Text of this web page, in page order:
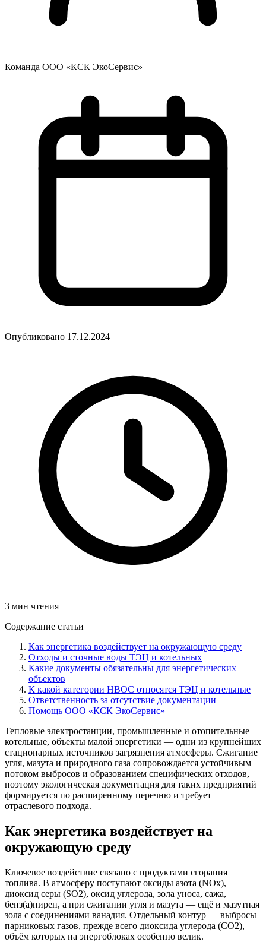
Команда ООО «КСК ЭкоСервис»
Опубликовано 17.12.2024
3 мин чтения
Содержание статьи
Как энергетика воздействует на окружающую среду
Отходы и сточные воды ТЭЦ и котельных
Какие документы обязательны для энергетических
объектов
К какой категории НВОС относятся ТЭЦ и котельные
Ответственность за отсутствие документации
Помощь ООО «КСК ЭкоСервис»
Тепловые электростанции, промышленные и отопительные
котельные, объекты малой энергетики — одни из крупнейших
стационарных источников загрязнения атмосферы. Сжигание
угля, мазута и природного газа сопровождается устойчивым
потоком выбросов и образованием специфических отходов,
поэтому экологическая документация для таких предприятий
формируется по расширенному перечню и требует
отраслевого подхода.
Как энергетика воздействует на
окружающую среду
Ключевое воздействие связано с продуктами сгорания
топлива. В атмосферу поступают оксиды азота (NOx),
диоксид серы (SO2), оксид углерода, зола уноса, сажа,
бенз(а)пирен, а при сжигании угля и мазута — ещё и мазутная
зола с соединениями ванадия. Отдельный контур — выбросы
парниковых газов, прежде всего диоксида углерода (CO2),
объём которых на энергоблоках особенно велик.